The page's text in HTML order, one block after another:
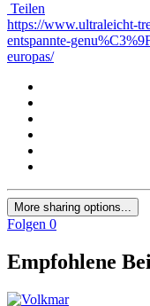
Teilen
https://www.ultraleicht-
entspannte-
europas/
More sharing options...
Folgen 0
Empfohlene